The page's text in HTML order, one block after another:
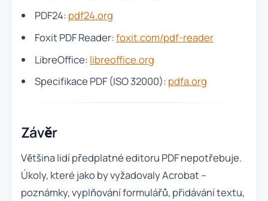
PDF24: pdf24.org
Foxit PDF Reader:foxit.com/pdf-reader
LibreOffice: libreoffice.org
Specifikace PDF (ISO 32000): pdfa.org
Závěr
Většina lidí předplatné editoru PDF nepotřebuje.
Úkoly, které jako by vyžadovaly Acrobat –
poznámky, vyplňování formulářů, přidávání textu,